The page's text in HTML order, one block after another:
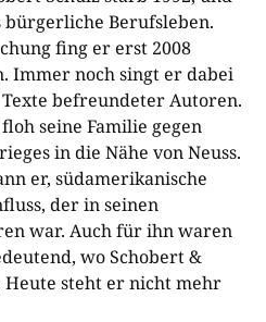
Berufsleben.
fing er erst 2008
noch singt er dabei
befreundeter Autoren.
seine Familie gegen
in die Nähe von Neuss.
er, südamerikanische
der in seinen
war. Auch für ihn waren
wo Schobert &
steht er nicht mehr